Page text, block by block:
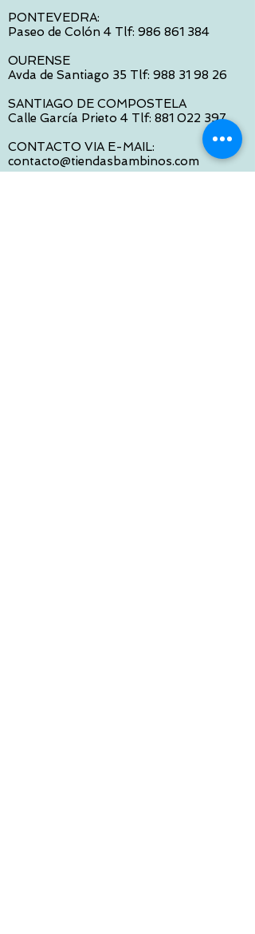
PONTEVEDRA:
Paseo de Colón 4 Tlf: 986 861 384
OURENSE
Avda de Santiago 35 Tlf: 988 31 98 26
SANTIAGO DE COMPOSTELA
Calle García Prieto 4 Tlf: 881 022 397
CONTACTO VIA E-MAIL:
contacto@tiendasbambinos.com